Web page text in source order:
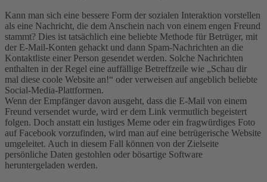
Kann man sich eine bessere Form der sozialen Interaktion vorstellen
als eine Nachricht, die dem Anschein nach von einem engen Freund
stammt? Dies ist tatsächlich eine beliebte Methode für Betrüger, mit
der E-Mail-Konten gehackt und dann Spam-Nachrichten an die
Kontaktliste einer Person gesendet werden. Solche Nachrichten
enthalten in der Regel eine auffällige Betreffzeile wie „Schau dir
mal diese coole Website an!“ oder verweisen auf angeblich beliebte
Social-Media-Plattformen.
Wenn der Empfänger davon ausgeht, dass die E-Mail von einem
Freund versendet wurde, wird er dem Link vermutlich begeistert
folgen. Doch anstatt ein lustiges Meme oder ein fragwürdiges Foto
auf Facebook vorzufinden, wird man auf eine betrügerische Website
umgeleitet. Auch in diesem Fall können von der Zielseite
persönliche Daten gestohlen oder bösartige Software
heruntergeladen werden.